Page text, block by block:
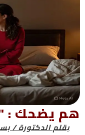
هم يضحك : "
بقلم الدكتورة /